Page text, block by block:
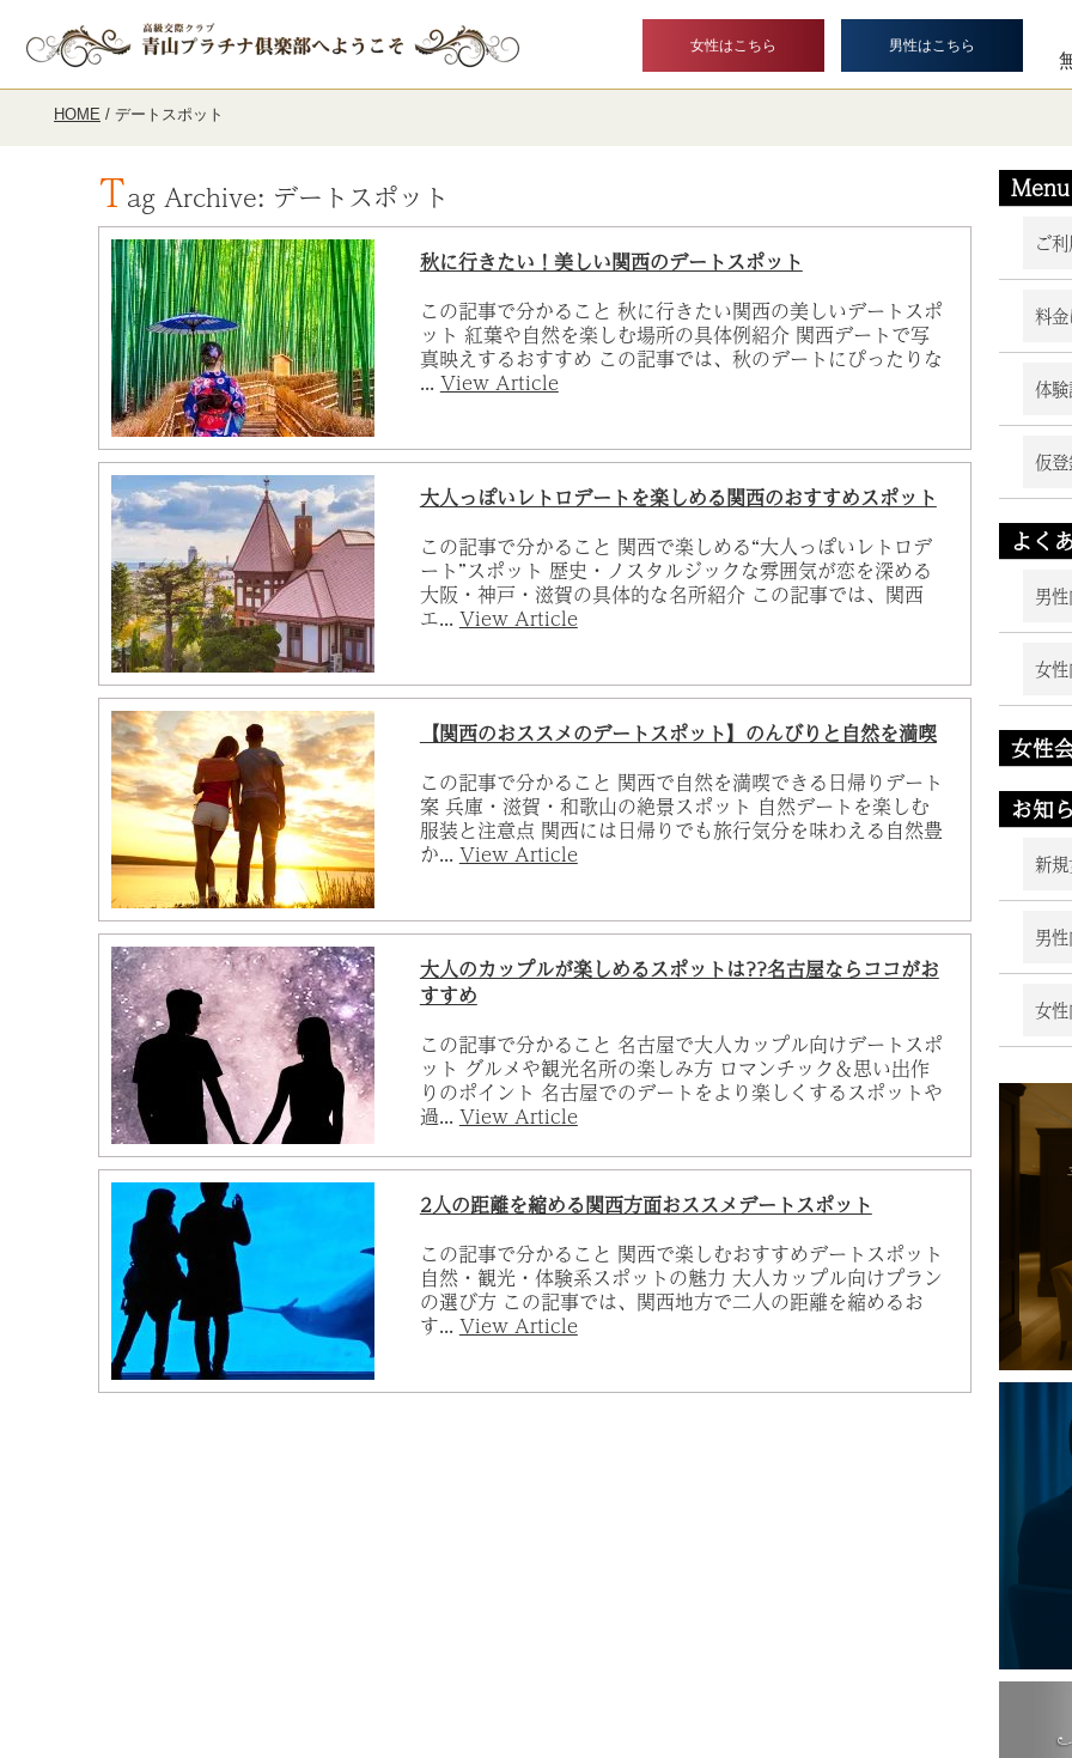
女性はこちら 男性はこちら
HOME / デートスポット
Tag Archive: デートスポット
秋に行きたい！美しい関西のデートスポット
この記事で分かること 秋に行きたい関西の美しいデートスポ
ット 紅葉や自然を楽しむ場所の具体例紹介 関西デートで写
真映えするおすすめ この記事では、秋のデートにぴったりな
... View Article
大人っぽいレトロデートを楽しめる関西のおすすめスポット
この記事で分かること 関西で楽しめる“大人っぽいレトロデ
ート”スポット 歴史・ノスタルジックな雰囲気が恋を深める
大阪・神戸・滋賀の具体的な名所紹介 この記事では、関西
エ... View Article
【関西のおススメのデートスポット】のんびりと自然を満喫
この記事で分かること 関西で自然を満喫できる日帰りデート
案 兵庫・滋賀・和歌山の絶景スポット 自然デートを楽しむ
服装と注意点 関西には日帰りでも旅行気分を味わえる自然豊
か... View Article
大人のカップルが楽しめるスポットは??名古屋ならココがお
すすめ
この記事で分かること 名古屋で大人カップル向けデートスポ
ット グルメや観光名所の楽しみ方 ロマンチック＆思い出作
りのポイント 名古屋でのデートをより楽しくするスポットや
過... View Article
2人の距離を縮める関西方面おススメデートスポット
この記事で分かること 関西で楽しむおすすめデートスポット
自然・観光・体験系スポットの魅力 大人カップル向けプラン
の選び方 この記事では、関西地方で二人の距離を縮めるお
す... View Article
Menu
ご
料
体
仮
よく
男
女
女性
お知
新
男
女